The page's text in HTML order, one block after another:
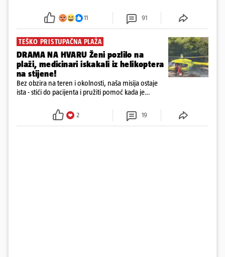
požar, rekao je vlasnik
11 91
TEŠKO PRISTUPAČNA PLAŽA
DRAMA NA HVARU Ženi pozlilo na
plaži, medicinari iskakali iz helikoptera
na stijene!
Bez obzira na teren i okolnosti, naša misija ostaje
ista - stići do pacijenta i pružiti pomoć kada je
2 19